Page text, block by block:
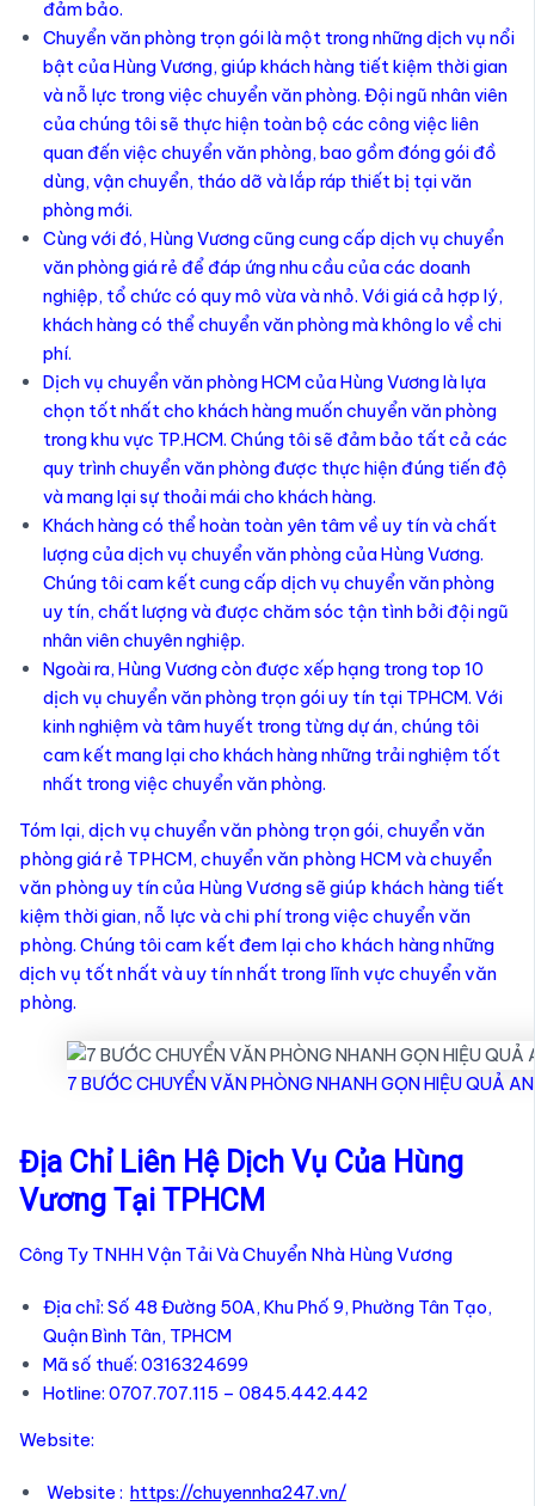
đảm bảo.
Chuyển văn phòng trọn gói là một trong những dịch vụ nổi
bật của Hùng Vương, giúp khách hàng tiết kiệm thời gian
và nỗ lực trong việc chuyển văn phòng. Đội ngũ nhân viên
của chúng tôi sẽ thực hiện toàn bộ các công việc liên
quan đến việc chuyển văn phòng, bao gồm đóng gói đồ
dùng, vận chuyển, tháo dỡ và lắp ráp thiết bị tại văn
phòng mới.
Cùng với đó, Hùng Vương cũng cung cấp dịch vụ chuyển
văn phòng giá rẻ để đáp ứng nhu cầu của các doanh
nghiệp, tổ chức có quy mô vừa và nhỏ. Với giá cả hợp lý,
khách hàng có thể chuyển văn phòng mà không lo về chi
phí.
Dịch vụ chuyển văn phòng HCM của Hùng Vương là lựa
chọn tốt nhất cho khách hàng muốn chuyển văn phòng
trong khu vực TP.HCM. Chúng tôi sẽ đảm bảo tất cả các
quy trình chuyển văn phòng được thực hiện đúng tiến độ
và mang lại sự thoải mái cho khách hàng.
Khách hàng có thể hoàn toàn yên tâm về uy tín và chất
lượng của dịch vụ chuyển văn phòng của Hùng Vương.
Chúng tôi cam kết cung cấp dịch vụ chuyển văn phòng
uy tín, chất lượng và được chăm sóc tận tình bởi đội ngũ
nhân viên chuyên nghiệp.
Ngoài ra, Hùng Vương còn được xếp hạng trong top 10
dịch vụ chuyển văn phòng trọn gói uy tín tại TPHCM. Với
kinh nghiệm và tâm huyết trong từng dự án, chúng tôi
cam kết mang lại cho khách hàng những trải nghiệm tốt
nhất trong việc chuyển văn phòng.
Tóm lại, dịch vụ chuyển văn phòng trọn gói, chuyển văn
phòng giá rẻ TPHCM, chuyển văn phòng HCM và chuyển
văn phòng uy tín của Hùng Vương sẽ giúp khách hàng tiết
kiệm thời gian, nỗ lực và chi phí trong việc chuyển văn
phòng. Chúng tôi cam kết đem lại cho khách hàng những
dịch vụ tốt nhất và uy tín nhất trong lĩnh vực chuyển văn
phòng.
7 BƯỚC CHUYỂN VĂN PHÒNG NHANH GỌN HIỆU QUẢ
Địa Chỉ Liên Hệ Dịch Vụ Của Hùng
Vương Tại TPHCM
Công Ty TNHH Vận Tải Và Chuyển Nhà Hùng Vương
Địa chỉ: Số 48 Đường 50A, Khu Phố 9, Phường Tân Tạo,
Quận Bình Tân, TPHCM
Mã số thuế: 0316324699
Hotline: 0707.707.115 – 0845.442.442
Website:
Website : https://chuyennha247.vn/